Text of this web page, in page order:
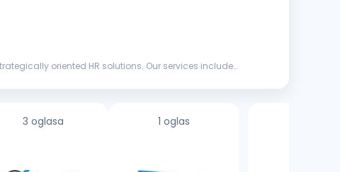
oriented HR solutions. Our services include
3 oglasa 1 oglas